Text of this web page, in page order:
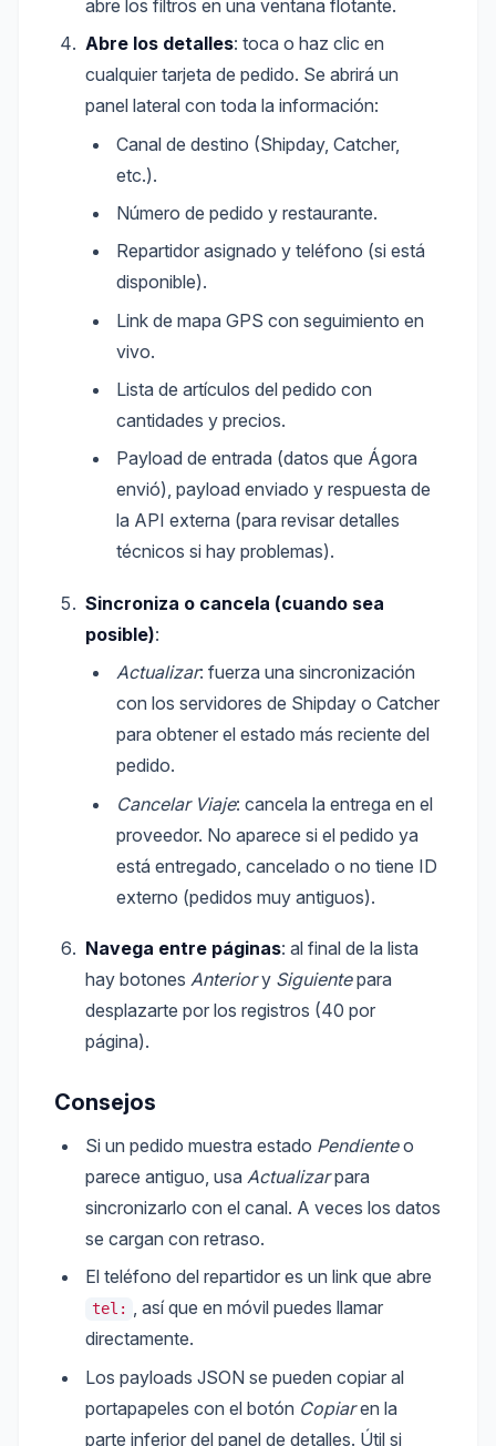
abre los filtros en una ventana flotante.
Abre los detalles: toca o haz clic en
cualquier tarjeta de pedido. Se abrirá un
panel lateral con toda la información:
Canal de destino (Shipday, Catcher,
etc.).
Número de pedido y restaurante.
Repartidor asignado y teléfono (si está
disponible).
Link de mapa GPS con seguimiento en
vivo.
Lista de artículos del pedido con
cantidades y precios.
Payload de entrada (datos que Ágora
envió), payload enviado y respuesta de
la API externa (para revisar detalles
técnicos si hay problemas).
Sincroniza o cancela (cuando sea
posible):
Actualizar: fuerza una sincronización
con los servidores de Shipday o Catcher
para obtener el estado más reciente del
pedido.
Cancelar Viaje: cancela la entrega en el
proveedor. No aparece si el pedido ya
está entregado, cancelado o no tiene ID
externo (pedidos muy antiguos).
Navega entre páginas: al final de la lista
hay botones Anteriory Siguientepara
desplazarte por los registros (40 por
página).
Consejos
Si un pedido muestra estado Pendienteo
parece antiguo, usa Actualizarpara
sincronizarlo con el canal. A veces los datos
se cargan con retraso.
El teléfono del repartidor es un link que abre
tel: , así que en móvil puedes llamar
directamente.
Los payloads JSON se pueden copiar al
portapapeles con el botón Copiaren la
parte inferior del panel de detalles. Útil si